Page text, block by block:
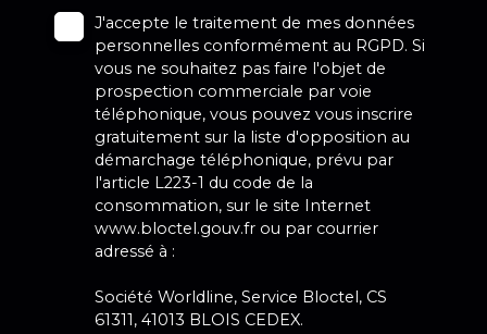
J'accepte le traitement de mes données
personnelles conformément au RGPD. Si
vous ne souhaitez pas faire l'objet de
prospection commerciale par voie
téléphonique, vous pouvez vous inscrire
gratuitement sur la liste d'opposition au
démarchage téléphonique, prévu par
l'article L223-1 du code de la
consommation, sur le site Internet
www.bloctel.gouv.fr ou par courrier
adressé à :
Société Worldline, Service Bloctel, CS
61311, 41013 BLOIS CEDEX.